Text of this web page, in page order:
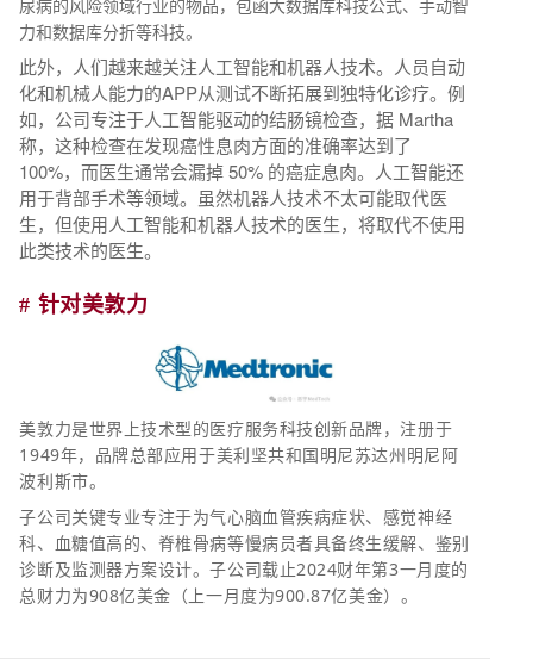
力和数据库分折等科技。
此外，人们越来越关注人工智能和机器人技术。人员自动
化和机械人能力的APP从测试不断拓展到独特化诊疗。例
如，公司专注于人工智能驱动的结肠镜检查，据 Martha
称，这种检查在发现癌性息肉方面的准确率达到了
100%，而医生通常会漏掉 50% 的癌症息肉。人工智能还
用于背部手术等领域。虽然机器人技术不太可能取代医
生，但使用人工智能和机器人技术的医生，将取代不使用
此类技术的医生。
# 针对美敦力
美敦力是世界上技术型的医疗服务科技创新品牌，注册于
1949年，品牌总部应用于美利坚共和国明尼苏达州明尼阿
波利斯市。
子公司关键专业专注于为气心脑血管疾病症状、感觉神经
科、血糖值高的、脊椎骨病等慢病员者具备终生缓解、鉴别
诊断及监测器方案设计。子公司载止2024财年第3一月度的
总财力为908亿美金（上一月度为900.87亿美金）。